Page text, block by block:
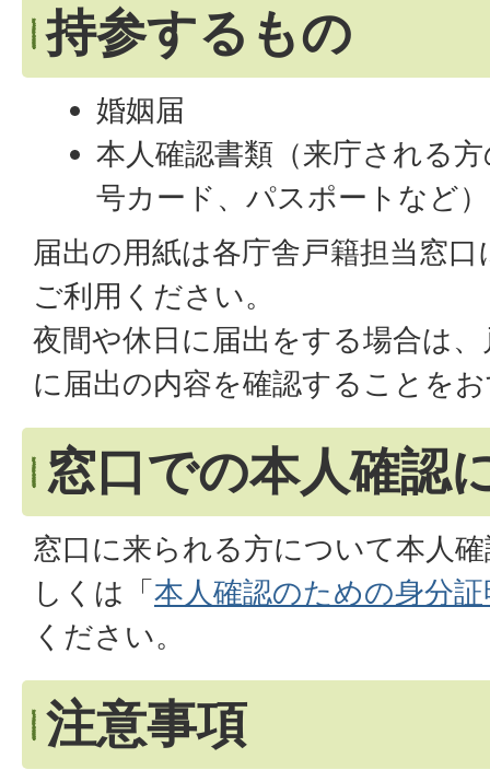
持参するもの
婚姻届
本人確認書類（来庁される
号カード、パスポートなど）
届出の用紙は各庁舎戸籍担当窓
ご利用ください。
夜間や休日に届出をする場合は
に届出の内容を確認することを
窓口での本人確認
窓口に来られる方について本人
しくは「本人確認のための身分
ください。
注意事項